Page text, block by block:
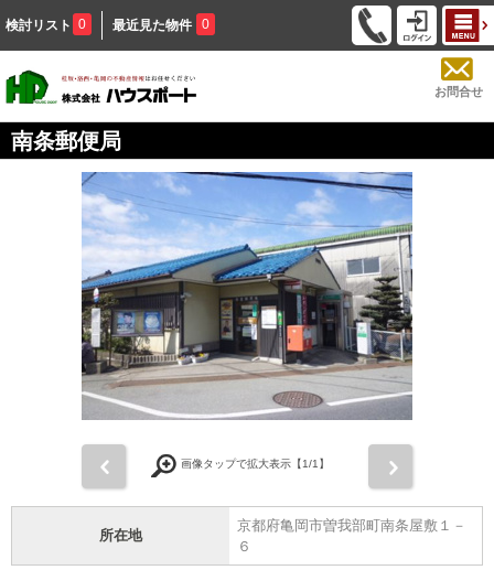
検討リスト 0 最近見た物件 0
お問合せ
南条郵便局
画像タップで拡大表示【1/1】
所在地
京都府亀岡市曽我部町南条屋敷１－
６